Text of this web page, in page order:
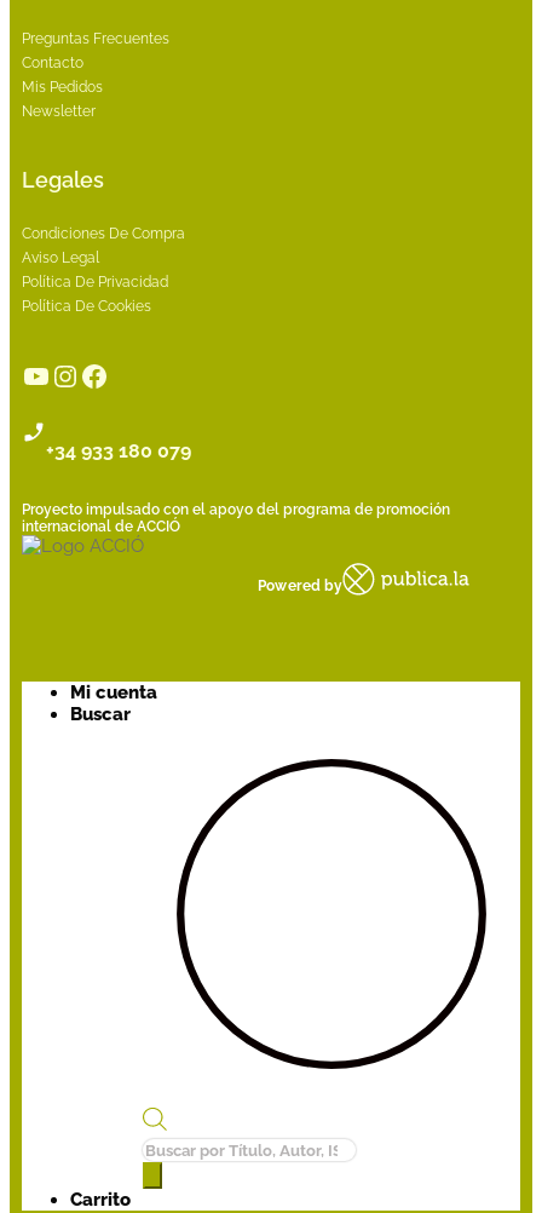
Preguntas Frecuentes
Contacto
Mis Pedidos
Newsletter
Legales
Condiciones De Compra
Aviso Legal
Política De Privacidad
Política De Cookies
YouTube
Instagram
Facebook
+34 933 180 079
Proyecto impulsado con el apoyo del programa de promoción
internacional de ACCIÓ
Powered by
Mi cuenta
Buscar
Búsqueda
de
Carrito